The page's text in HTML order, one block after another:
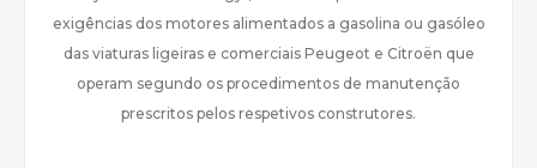
exigências dos motores alimentados a gasolina ou gasóleo
das viaturas ligeiras e comerciais Peugeot e Citroën que
operam segundo os procedimentos de manutenção
prescritos pelos respetivos construtores.